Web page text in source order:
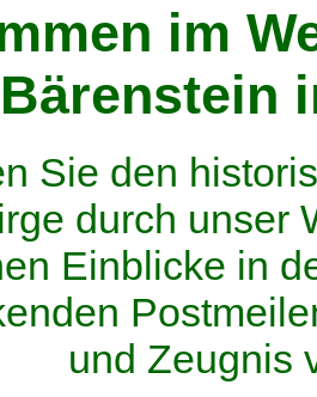
im
Bärenstein
Sie den
durch unser
Einblicke in
und Zeugnis